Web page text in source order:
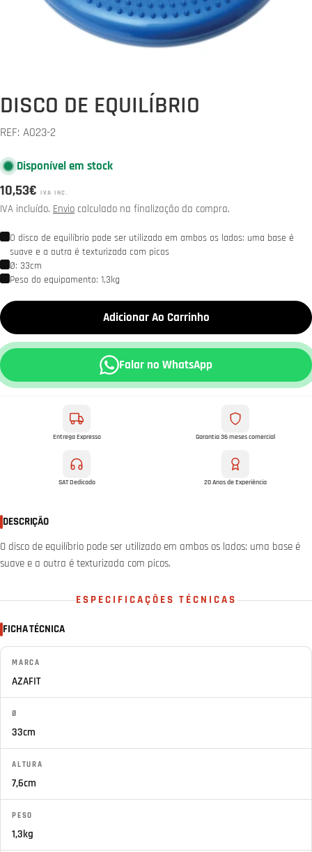
DISCO DE EQUILÍBRIO
REF: A023-2
Disponível em stock
Preço
normal
10,53€ IVA INC.
IVA incluído. Envio calculado na finalização da compra.
O disco de equilíbrio pode ser utilizado em ambos os lados: uma base é
suave e a outra é texturizada com picos
Ø: 33cm
Peso do equipamento: 1,3kg
Adicionar Ao Carrinho
Falar no WhatsApp
Entrega Expresso Garantia 36 meses comercial
SAT Dedicado 20 Anos de Experiência
DESCRIÇÃO
O disco de equilíbrio pode ser utilizado em ambos os lados: uma base é
suave e a outra é texturizada com picos.
ESPECIFICAÇÕES TÉCNICAS
FICHA TÉCNICA
MARCA
AZAFIT
Ø
33cm
ALTURA
7,6cm
PESO
1,3kg